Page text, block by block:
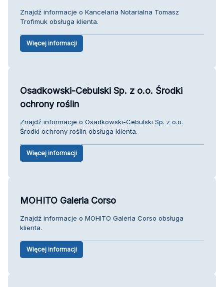
Znajdź informacje o Kancelaria Notarialna Tomasz
Trofimuk obsługa klienta.
Więcej informacji
Osadkowski-Cebulski Sp. z o.o. Środki
ochrony roślin
Znajdź informacje o Osadkowski-Cebulski Sp. z o.o.
Środki ochrony roślin obsługa klienta.
Więcej informacji
MOHITO Galeria Corso
Znajdź informacje o MOHITO Galeria Corso obsługa
klienta.
Więcej informacji